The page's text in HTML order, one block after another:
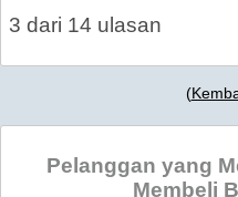
3 dari 14 ulasan
(
Pelanggan yang
Membeli